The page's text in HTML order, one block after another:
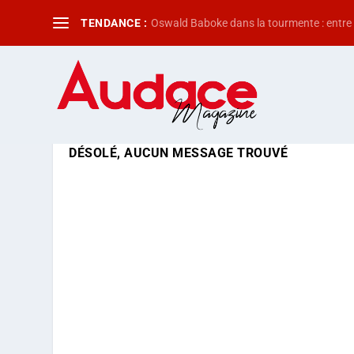
TENDANCE : Oswald Baboke dans la tourmente :
DÉSOLÉ, AUCUN MESSAGE TROUVÉ